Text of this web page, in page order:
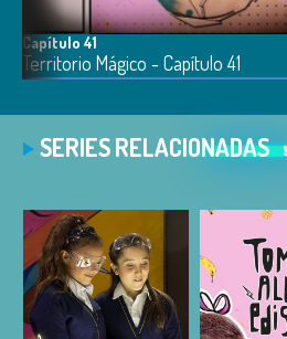
Capítulo 41
Territorio Mágico - Capítulo 41
SERIES RELACIONADAS